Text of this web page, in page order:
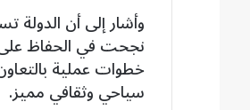
وأشار إلى أن الدولة
نجحت في الحفاظ على
خطوات عملية
سياحي وثقافي مميز.